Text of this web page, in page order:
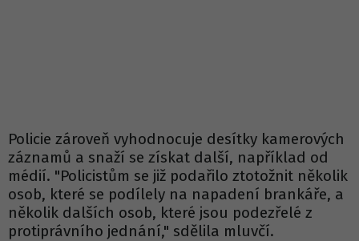
Policie zároveň vyhodnocuje desítky kamerových
záznamů a snaží se získat další, například od
médií. "Policistům se již podařilo ztotožnit několik
osob, které se podílely na napadení brankáře, a
několik dalších osob, které jsou podezřelé z
protiprávního jednání," sdělila mluvčí.